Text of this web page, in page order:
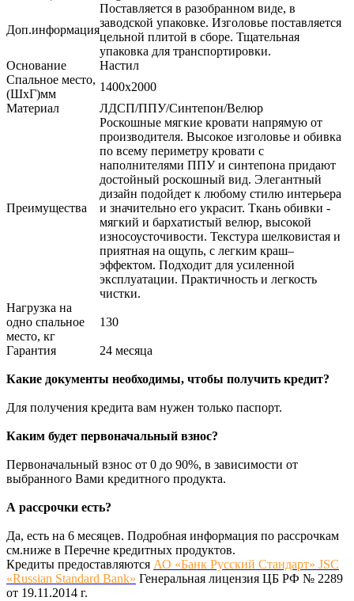
Доп.информация
Поставляется в разобранном виде, в
заводской упаковке. Изголовье поставляется
цельной плитой в сборе. Тщательная
упаковка для транспортировки.
Основание
Настил
Спальное место,
(ШхГ)мм
1400х2000
Материал
ЛДСП/ППУ/Синтепон/Велюр
Преимущества
Роскошные мягкие кровати напрямую от
производителя. Высокое изголовье и обивка
по всему периметру кровати с
наполнителями ППУ и синтепона придают
достойный роскошный вид. Элегантный
дизайн подойдет к любому стилю интерьера
и значительно его украсит. Ткань обивки -
мягкий и бархатистый велюр, высокой
износоусточивости. Текстура шелковистая и
приятная на ощупь, с легким краш–
эффектом. Подходит для усиленной
эксплуатации. Практичность и легкость
чистки.
Нагрузка на
одно спальное
место, кг
130
Гарантия 24 месяца
Какие документы необходимы, чтобы получить кредит?
Для получения кредита вам нужен только паспорт.
Каким будет первоначальный взнос?
Первоначальный взнос от 0 до 90%, в зависимости от
выбранного Вами кредитного продукта.
А рассрочки есть?
Да, есть на 6 месяцев. Подробная информация по рассрочкам
см.ниже в Перечне кредитных продуктов.
Кредиты предоставляются АО «Банк Русский Стандарт» JSC
«Russian Standard Bank» Генеральная лицензия ЦБ РФ № 2289
от 19.11.2014 г.